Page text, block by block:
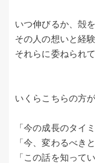
いつ伸びるか、殻
その人の想いと経験
それらに委ねられ
いくらこちらの方
「今の成長のタイ
「今、変わるべき
「この話を知って